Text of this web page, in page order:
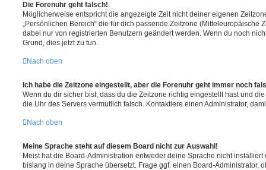
Die Forenuhr geht falsch!
Möglicherweise entspricht die angezeigte Zeit nicht deiner eigenen
„Persönlichen Bereich“ die für dich passende Zeitzone (Mitteleuropäische
dabei nur von registrierten Benutzern geändert werden. Wenn du noch
Grund, dies jetzt zu tun.
Nach oben
Ich habe die Zeitzone eingestellt, aber die Forenuhr geht immer noch
Wenn du dir sicher bist, dass du die Zeitzone richtig eingestellt hast und
die Uhr des Servers vermutlich falsch. Kontaktiere einen Administrator,
Nach oben
Meine Sprache steht auf diesem Board nicht zur Auswahl!
Meist hat die Board-Administration entweder deine Sprache nicht
bislang in deine Sprache übersetzt. Frage ggf. einen Board-Administrator,